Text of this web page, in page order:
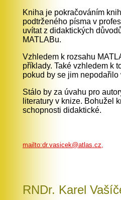
Kniha je pokračováním
podtrženého písma v
uvítat z didaktických
MATLABu.
Vzhledem k rozsahu
příklady. Také vzhledem k
pokud by se jim
Stálo by za úvahu pro
literatury v knize. Bohužel
schopnosti didaktické.
mailto:dr.vasicek@atlas.cz,
RNDr. Karel